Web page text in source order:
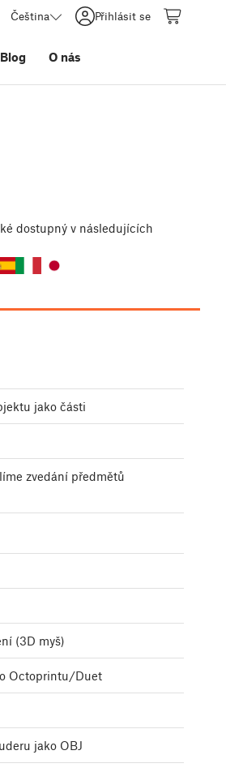
Čeština Přihlásit se
Blog O nás
dostupný v následujících
jako části
zvedání předmětů
(3D myš)
Octoprintu/Duet
jako OBJ